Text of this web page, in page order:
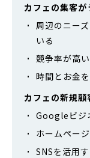
カフェの集客
周辺のニー
いる
競争率が高
時間とお金
カフェの新規
Googleビジ
ホームペー
SNSを活用